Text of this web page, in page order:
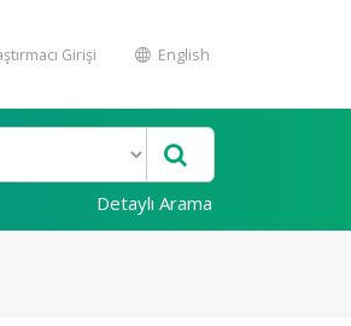
Girişi English
Detaylı Arama